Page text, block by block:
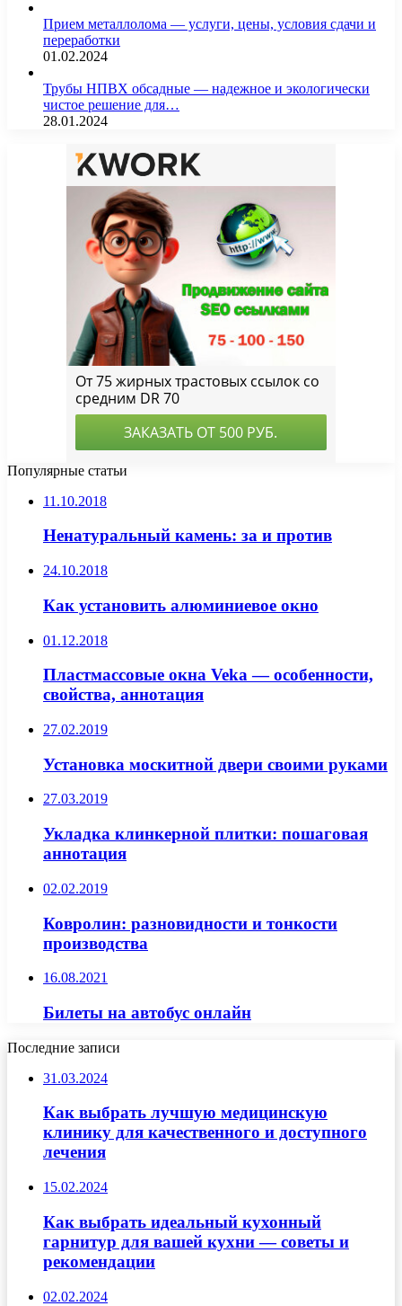
Прием металлолома — услуги, цены, условия сдачи и
переработки
01.02.2024
Трубы НПВХ обсадные — надежное и экологически
чистое решение для…
28.01.2024
Популярные статьи
11.10.2018
Ненатуральный камень: за и против
24.10.2018
Как установить алюминиевое окно
01.12.2018
Пластмассовые окна Veka — особенности,
свойства, аннотация
27.02.2019
Установка москитной двери своими руками
27.03.2019
Укладка клинкерной плитки: пошаговая
аннотация
02.02.2019
Ковролин: разновидности и тонкости
производства
16.08.2021
Билеты на автобус онлайн
Последние записи
31.03.2024
Как выбрать лучшую медицинскую
клинику для качественного и доступного
лечения
15.02.2024
Как выбрать идеальный кухонный
гарнитур для вашей кухни — советы и
рекомендации
02.02.2024